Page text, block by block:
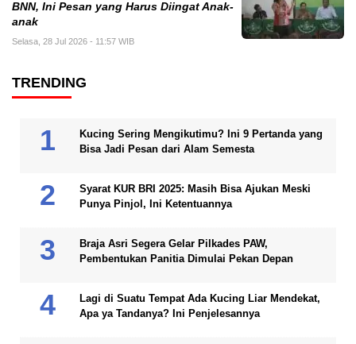
BNN, Ini Pesan yang Harus Diingat Anak-
anak
Selasa, 28 Jul 2026 - 11:57 WIB
TRENDING
Kucing Sering Mengikutimu? Ini 9 Pertanda yang
Bisa Jadi Pesan dari Alam Semesta
Syarat KUR BRI 2025: Masih Bisa Ajukan Meski
Punya Pinjol, Ini Ketentuannya
Braja Asri Segera Gelar Pilkades PAW,
Pembentukan Panitia Dimulai Pekan Depan
Lagi di Suatu Tempat Ada Kucing Liar Mendekat,
Apa ya Tandanya? Ini Penjelesannya